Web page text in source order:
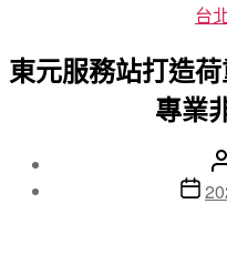
台
東元服務站打造
專業
文
章
文